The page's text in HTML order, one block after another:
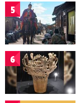
5
6